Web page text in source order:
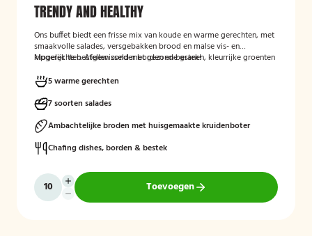
TRENDY AND HEALTHY
Ons buffet biedt een frisse mix van koude en warme gerechten, met
smaakvolle salades, versgebakken brood en malse vis- en
kipgerechten. Afgewisseld met gezonde granen, kleurrijke groenten
uitgebalanceerd buffet.
Mogelijk te bestellen zonder borden en bestek!
5 warme gerechten
7 soorten salades
Ambachtelijke broden met huisgemaakte kruidenboter
Chafing dishes, borden & bestek
Toevoegen